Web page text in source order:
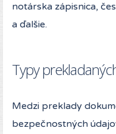
notárska zápisnica,
a ďalšie.
Typy
Medzi preklady
bezpečnostných